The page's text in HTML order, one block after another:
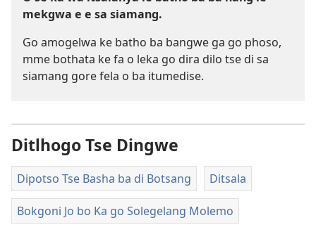
mekgwa e e sa siamang.
Go amogelwa ke batho ba bangwe ga go phoso,
mme bothata ke fa o leka go dira dilo tse di sa
siamang gore fela o ba itumedise.
Ditlhogo Tse Dingwe
Dipotso Tse Basha ba di Botsang Ditsala
Bokgoni Jo bo Ka go Solegelang Molemo